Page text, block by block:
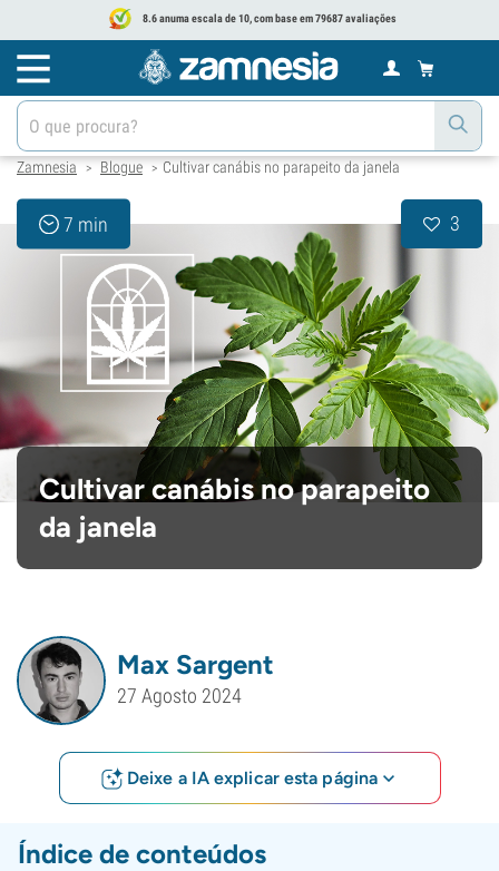
8.6 anuma escala de 10, com base em 79687 avaliações
Zamnesia > Blogue > Cultivar canábis no parapeito da janela
7 min 3
Cultivar canábis no parapeito
da janela
Max Sargent
27 Agosto 2024
Deixe a IA explicar esta página
Índice de conteúdos